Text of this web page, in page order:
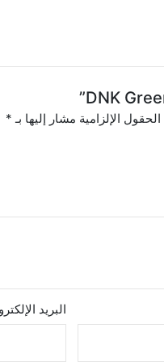
الحقول الإلزامية مشار إليها بـ *
البريد